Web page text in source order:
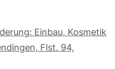
Einbau, Kosmetik
Flst. 94,